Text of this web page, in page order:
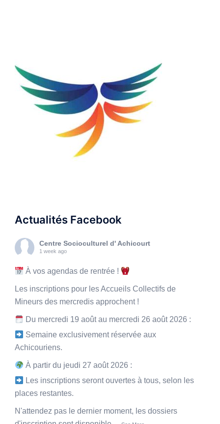
Actualités Facebook
Centre Socioculturel d' Achicourt
1 week ago
À vos agendas de rentrée !
Les inscriptions pour les Accueils Collectifs de
Mineurs des mercredis approchent !
Du mercredi 19 août au mercredi 26 août 2026 :
Semaine exclusivement réservée aux
Achicouriens.
À partir du jeudi 27 août 2026 :
Les inscriptions seront ouvertes à tous, selon les
places restantes.
N'attendez pas le dernier moment, les dossiers